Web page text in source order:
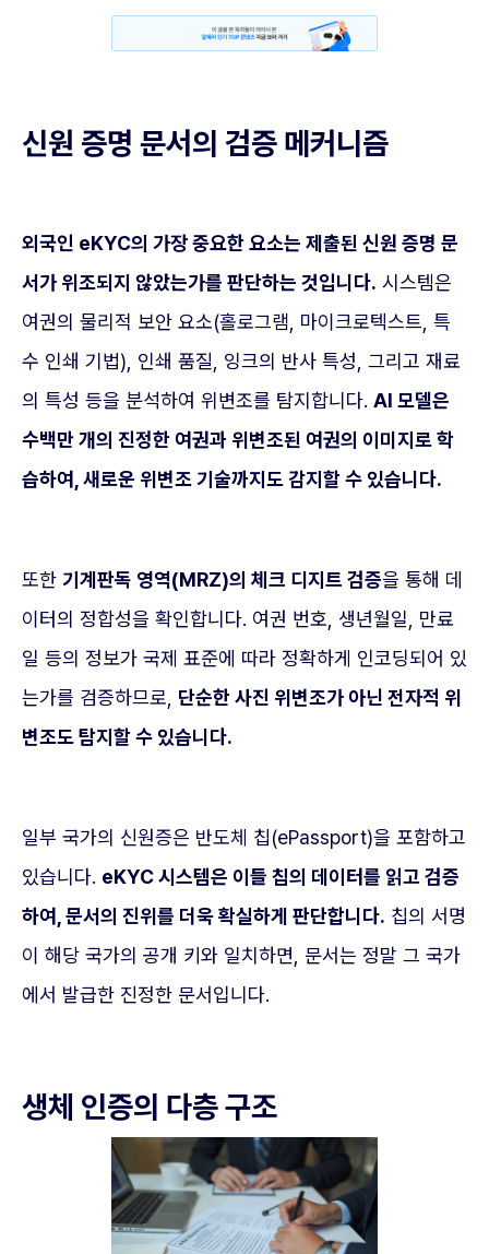
신원 증명 문서의 검증 메커니즘
외국인 eKYC의 가장 중요한 요소는 제출된 신원 증명 문
서가 위조되지 않았는가를 판단하는 것입니다. 시스템은
여권의 물리적 보안 요소(홀로그램, 마이크로텍스트, 특
수 인쇄 기법), 인쇄 품질, 잉크의 반사 특성, 그리고 재료
의 특성 등을 분석하여 위변조를 탐지합니다. AI 모델은
수백만 개의 진정한 여권과 위변조된 여권의 이미지로 학
습하여, 새로운 위변조 기술까지도 감지할 수 있습니다.
또한 기계판독 영역(MRZ)의 체크 디지트 검증을 통해 데
이터의 정합성을 확인합니다. 여권 번호, 생년월일, 만료
일 등의 정보가 국제 표준에 따라 정확하게 인코딩되어 있
는가를 검증하므로, 단순한 사진 위변조가 아닌 전자적 위
변조도 탐지할 수 있습니다.
일부 국가의 신원증은 반도체 칩(ePassport)을 포함하고
있습니다. eKYC 시스템은 이들 칩의 데이터를 읽고 검증
하여, 문서의 진위를 더욱 확실하게 판단합니다. 칩의 서명
이 해당 국가의 공개 키와 일치하면, 문서는 정말 그 국가
에서 발급한 진정한 문서입니다.
생체 인증의 다층 구조